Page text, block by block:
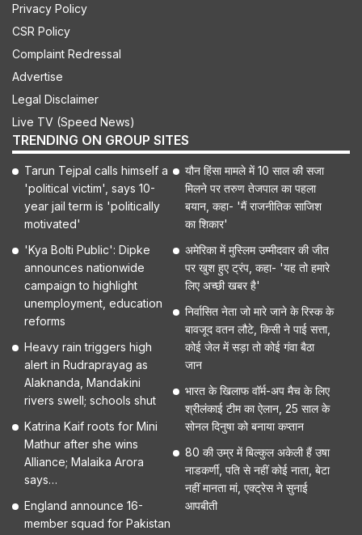
Privacy Policy
CSR Policy
Complaint Redressal
Advertise
Legal Disclaimer
Live TV (Speed News)
TRENDING ON GROUP SITES
Tarun Tejpal calls himself a
'political victim', says 10-
year jail term is 'politically
motivated'
'Kya Bolti Public': Dipke
announces nationwide
campaign to highlight
unemployment, education
reforms
Heavy rain triggers high
alert in Rudraprayag as
Alaknanda, Mandakini
rivers swell; schools shut
Katrina Kaif roots for Mini
Mathur after she wins
Alliance; Malaika Arora
says…
England announce 16-
member squad for Pakistan
यौन हिंसा मामले में 10 साल की सजा
मिलने पर तरुण तेजपाल का पहला
बयान, कहा- 'मैं राजनीतिक साजिश
का शिकार'
अमेरिका में मुस्लिम उम्मीदवार की जीत
पर खुश हुए ट्रंप, कहा- 'यह तो हमारे
लिए अच्छी खबर है'
निर्वासित नेता जो मारे जाने के रिस्क के
बावजूद वतन लौटे, किसी ने पाई सत्ता,
कोई जेल में सड़ा तो कोई गंवा बैठा
जान
भारत के खिलाफ वॉर्म-अप मैच के लिए
श्रीलंकाई टीम का ऐलान, 25 साल के
सोनल दिनुषा को बनाया कप्तान
80 की उम्र में बिल्कुल अकेली हैं उषा
नाडकर्णी, पति से नहीं कोई नाता, बेटा
नहीं मानता मां, एक्ट्रेस ने सुनाई
आपबीती